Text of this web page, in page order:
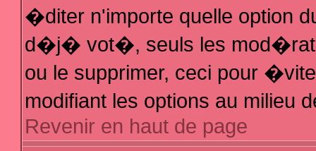
�diter n'importe quelle option
d�j� vot�, seuls les
ou le supprimer, ceci pour
modifiant les options au milieu
Revenir en haut de page